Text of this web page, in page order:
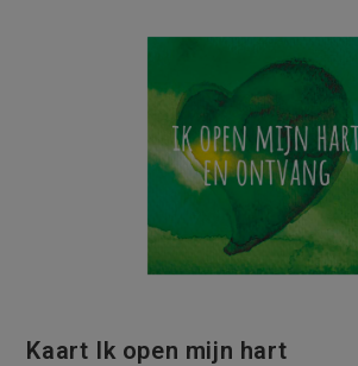
Kaart Ik open mijn hart